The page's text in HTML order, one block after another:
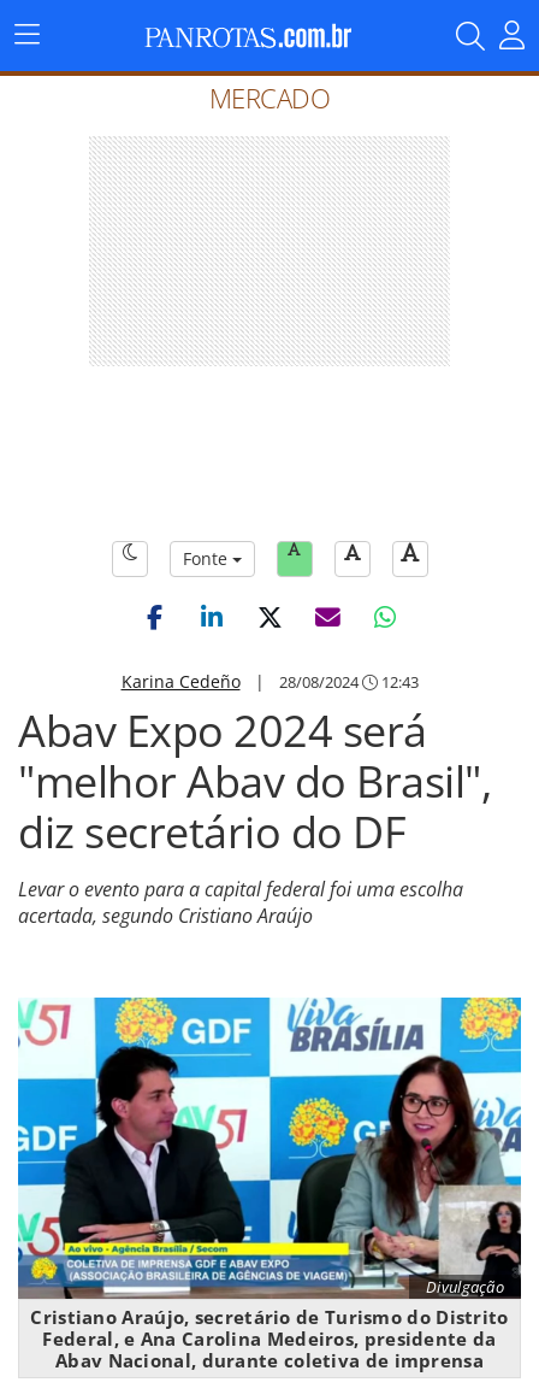
Menu
Principal
MERCADO
Fonte
Karina Cedeño| 28/08/2024 12:43
Abav Expo 2024 será
"melhor Abav do Brasil",
diz secretário do DF
Levar o evento para a capital federal foi uma escolha
acertada, segundo Cristiano Araújo
Divulgação
Cristiano Araújo, secretário de Turismo do Distrito
Federal, e Ana Carolina Medeiros, presidente da
Abav Nacional, durante coletiva de imprensa